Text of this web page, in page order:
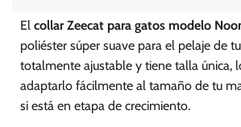
El collar Zeecat para gatos modelo
poliéster súper suave para el pelaje de
totalmente ajustable y tiene talla única,
adaptarlo fácilmente al tamaño de tu
si está en etapa de crecimiento.